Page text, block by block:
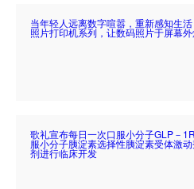
当年轻人远离数字喧嚣，重新感知生
照片打印机系列，让数码照片于屏幕
歌礼宣布每日一次口服小分子GLP－
服小分子胰淀素选择性胰淀素受体激
剂进行临床开发